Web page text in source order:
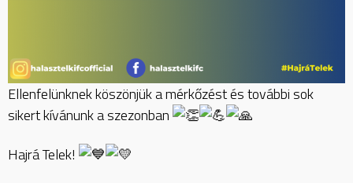
Ellenfelünknek köszönjük a mérkőzést és további sok
sikert kívánunk a szezonban
Hajrá Telek!